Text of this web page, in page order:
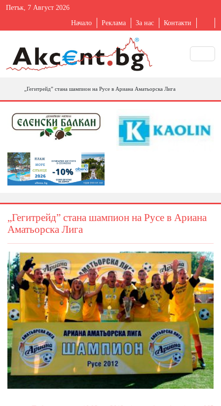
Петък, 7 Август 2026
Начало Реклама За нас Контакти
„Гегитрейд” стана шампион на Русе в Ариана Аматьорска Лига
„Гегитрейд” стана шампион на Русе в Ариана
Аматьорска Лига